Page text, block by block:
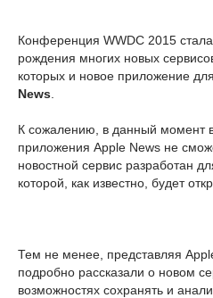
Конференция WWDC 2015
рождения многих новых
которых и новое приложение
News
К сожалению, в данный момент
приложения Apple News не
новостной сервис разработан
которой, как известно, будет
Тем не менее, представляя
подробно рассказали о новом
возможностях сохранять и